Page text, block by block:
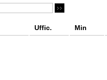
Uffic. Min